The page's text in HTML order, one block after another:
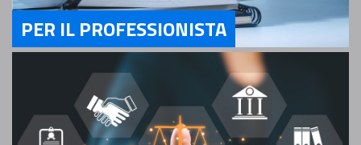
Servizi Per il Professionista
PER IL PROFESSIONISTA